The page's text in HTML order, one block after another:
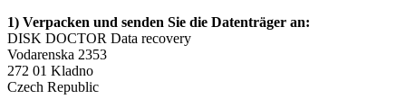
1) Verpacken und senden Sie die Datenträger an:
DISK DOCTOR Data recovery
Vodarenska 2353
272 01 Kladno
Czech Republic